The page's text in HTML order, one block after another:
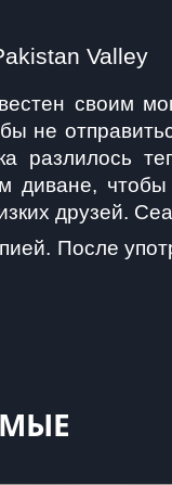
Valley
своим
не
разлилось
диване,
друзей.
После